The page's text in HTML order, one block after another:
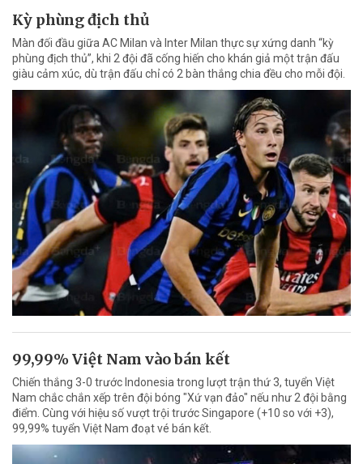
Kỳ phùng địch thủ
Màn đối đầu giữa AC Milan và Inter Milan thực sự xứng danh “kỳ
phùng địch thủ”, khi 2 đội đã cống hiến cho khán giả một trận đấu
giàu cảm xúc, dù trận đấu chỉ có 2 bàn thắng chia đều cho mỗi đội.
99,99% Việt Nam vào bán kết
Chiến thắng 3-0 trước Indonesia trong lượt trận thứ 3, tuyển Việt
Nam chắc chắn xếp trên đội bóng "Xứ vạn đảo" nếu như 2 đội bằng
điểm. Cùng với hiệu số vượt trội trước Singapore (+10 so với +3),
99,99% tuyển Việt Nam đoạt vé bán kết.